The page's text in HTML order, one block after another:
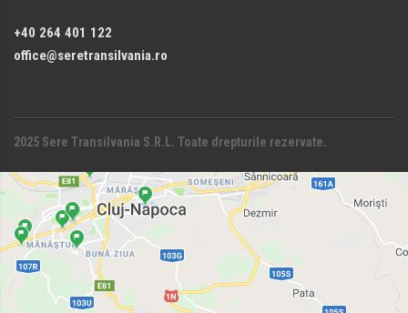
+40 264 401 122
office@seretransilvania.ro
2025 Sere Transilvania S.R.L. Toate drepturile rezervate.